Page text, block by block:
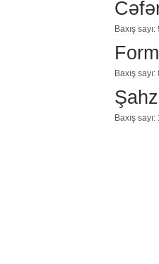
Baxış sayı:
Baxış sayı:
Baxış sayı: